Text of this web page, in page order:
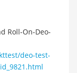
Roll-On-Deo-
deo-test-